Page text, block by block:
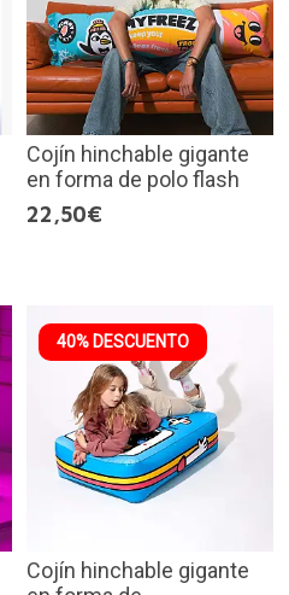
Cojín hinchable gigante
en forma de polo flash
22,50€
40% DESCUENTO
Cojín hinchable gigante